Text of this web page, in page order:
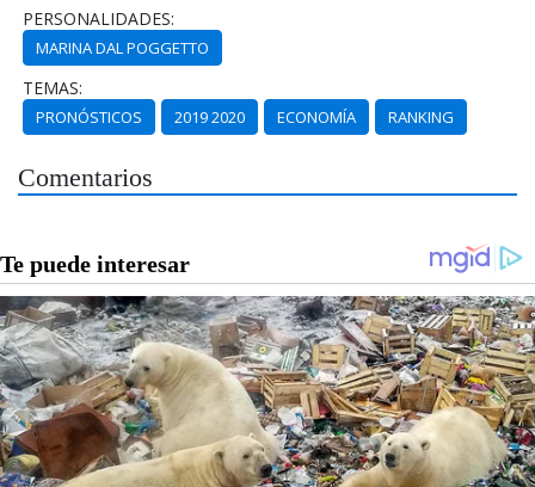
PERSONALIDADES:
MARINA DAL POGGETTO
TEMAS:
PRONÓSTICOS 2019 2020 ECONOMÍA RANKING
Comentarios